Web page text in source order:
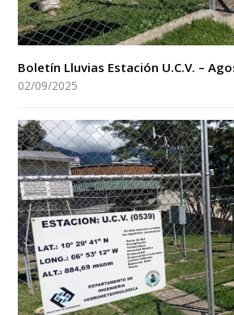
Boletín Lluvias Estación U.C.V. –
02/09/2025